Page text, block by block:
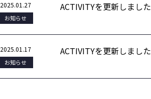
2025.01.27
お知らせ
ACTIVITYを更新しました
2025.01.17
お知らせ
ACTIVITYを更新しました